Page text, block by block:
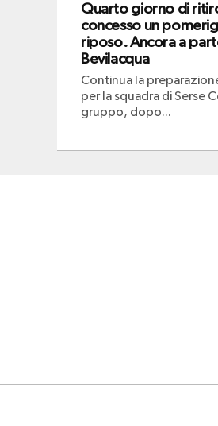
Quarto giorno di
concesso un
riposo. Ancora a
Bevilacqua
Continua la
per la squadra di Serse
gruppo, dopo...